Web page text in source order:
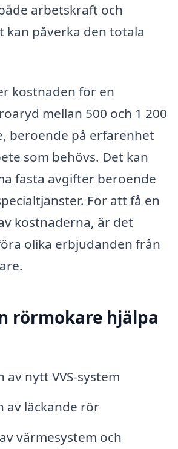
arbetskraft och
kan påverka den totala
kostnaden för en
mellan 500 och 1 200
beroende på erfarenhet
som behövs. Det kan
fasta avgifter beroende
För att få en
kostnaderna, är det
olika erbjudanden från
rörmokare hjälpa
nytt VVS-system
av läckande rör
värmesystem och